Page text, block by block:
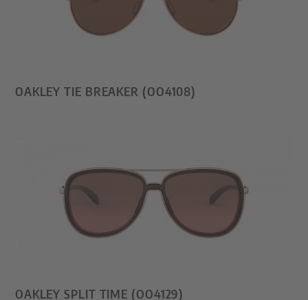
OAKLEY TIE BREAKER (OO4108)
OAKLEY SPLIT TIME (OO4129)